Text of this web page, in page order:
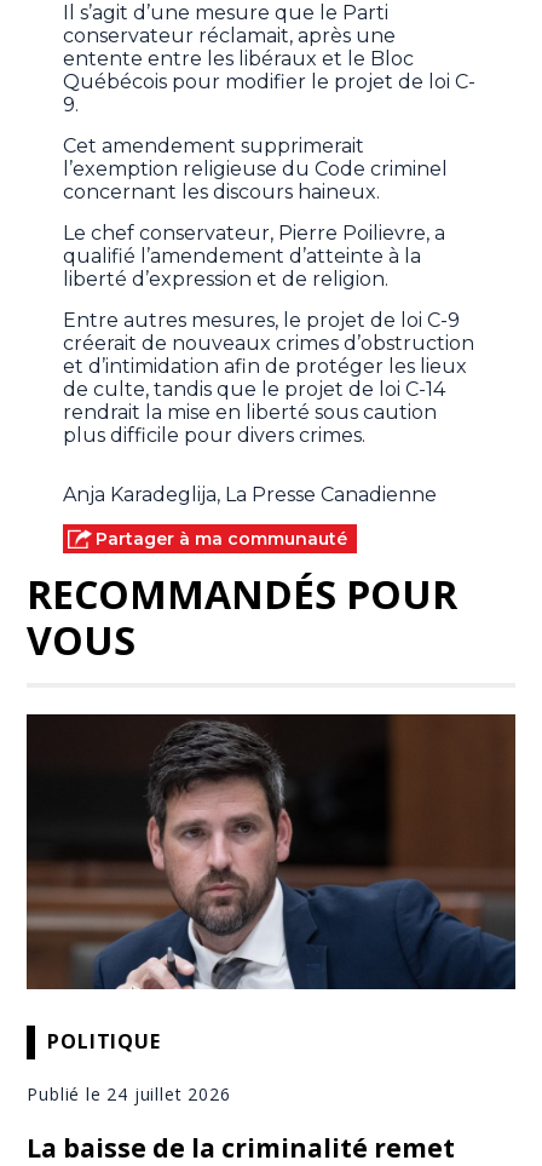
Il s’agit d’une mesure que le Parti
conservateur réclamait, après une
entente entre les libéraux et le Bloc
Québécois pour modifier le projet de loi C-
9.
Cet amendement supprimerait
l’exemption religieuse du Code criminel
concernant les discours haineux.
Le chef conservateur, Pierre Poilievre, a
qualifié l’amendement d’atteinte à la
liberté d’expression et de religion.
Entre autres mesures, le projet de loi C-9
créerait de nouveaux crimes d’obstruction
et d’intimidation afin de protéger les lieux
de culte, tandis que le projet de loi C-14
rendrait la mise en liberté sous caution
plus difficile pour divers crimes.
Anja Karadeglija, La Presse Canadienne
Partager à ma communauté
RECOMMANDÉS POUR
VOUS
POLITIQUE
Publié le 24 juillet 2026
La baisse de la criminalité remet